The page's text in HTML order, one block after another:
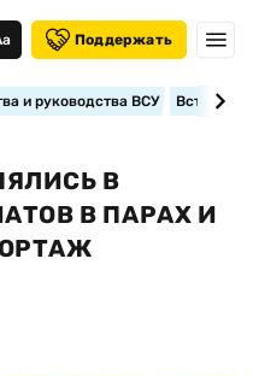
Поддержать
и руководства ВСУ
В
В ПАРАХ И